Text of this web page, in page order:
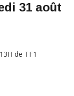
31 août
de TF1